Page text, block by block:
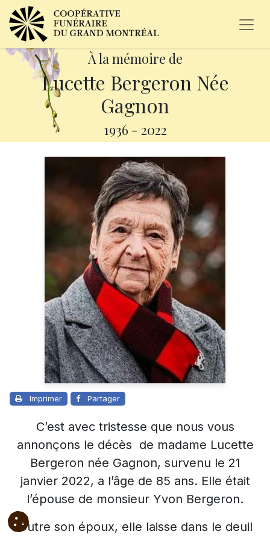
À la mémoire de
Lucette Bergeron Née
Gagnon
1936 - 2022
Imprimer Partager
C’est avec tristesse que nous vous
annonçons le décès de madame Lucette
Bergeron née Gagnon, survenu le 21
janvier 2022, a l’âge de 85 ans. Elle était
l’épouse de monsieur Yvon Bergeron.
Outre son époux, elle laisse dans le deuil